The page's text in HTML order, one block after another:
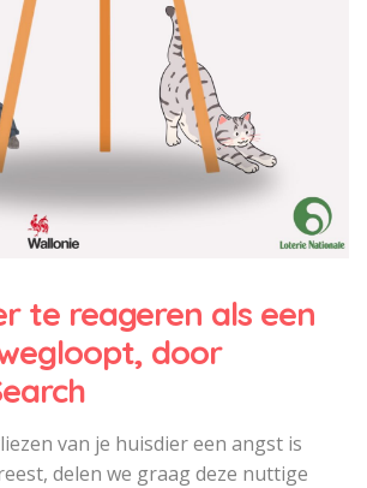
te reageren als een
door
van je huisdier een angst is
delen we graag deze nuttige